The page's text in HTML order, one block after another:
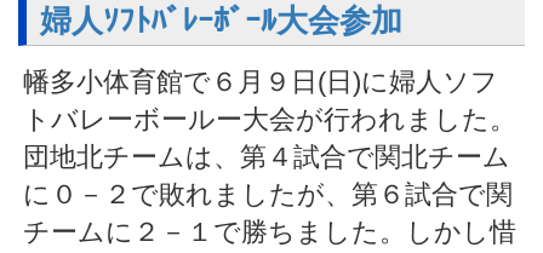
婦人ｿﾌﾄﾊﾞﾚｰﾎﾞｰﾙ大会参加
幡多小体育館で６月９日(日)に婦人ソフ
トバレーボールー大会が行われました。
団地北チームは、第４試合で関北チーム
に０－２で敗れましたが、第６試合で関
チームに２－１で勝ちました。しかし惜